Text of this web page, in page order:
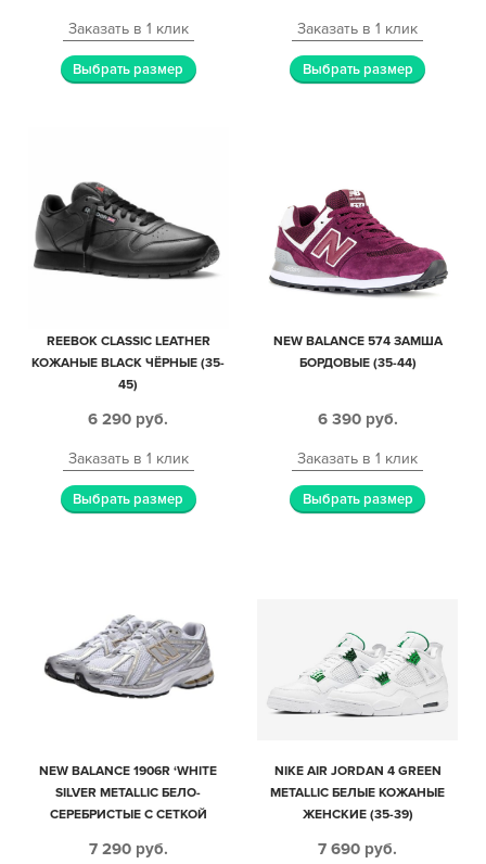
Заказать в 1 клик
Выбрать размер
Заказать в 1 клик
Выбрать размер
REEBOK CLASSIC LEATHER
КОЖАНЫЕ BLACK ЧЁРНЫЕ (35-
45)
6 290 руб.
Заказать в 1 клик
Выбрать размер
NEW BALANCE 574 ЗАМША
БОРДОВЫЕ (35-44)
6 390 руб.
Заказать в 1 клик
Выбрать размер
NEW BALANCE 1906R ‘WHITE
SILVER METALLIC БЕЛО-
СЕРЕБРИСТЫЕ С СЕТКОЙ
7 290 руб.
NIKE AIR JORDAN 4 GREEN
METALLIC БЕЛЫЕ КОЖАНЫЕ
ЖЕНСКИЕ (35-39)
7 690 руб.